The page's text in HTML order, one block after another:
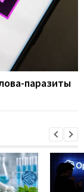
паразиты